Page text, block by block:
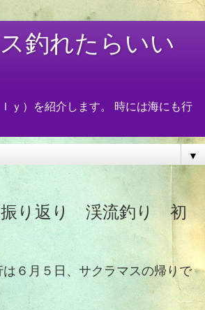
釣れたらいい
ｙ）を紹介します。 時には海にも行
▼
振り返り 渓流釣り 初
６月５日、サクラマスの帰りで